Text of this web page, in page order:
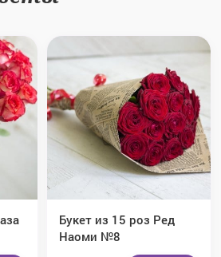
Букет из 15 роз Ред
Наоми №8